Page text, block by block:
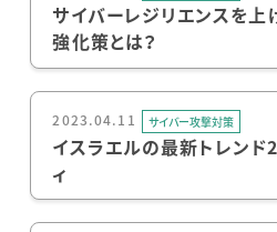
サイバーレジリエンスを上
強化策とは？
2023.04.11 サイバー攻撃対策
イスラエルの最新トレンド
ィ